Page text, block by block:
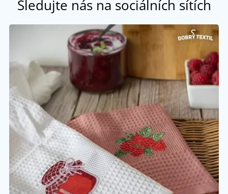
Sledujte nás na sociálních sítích